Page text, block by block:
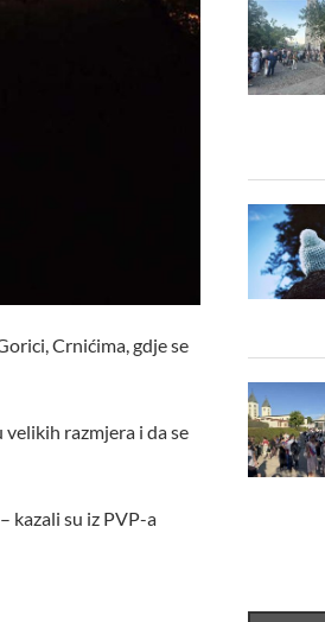
Crnićima, gdje se
velikih razmjera i da se
kazali su iz PVP-a